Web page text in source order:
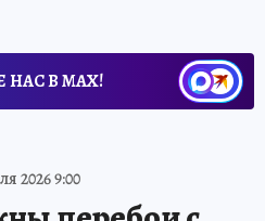
НАС В МАХ!
2026 9:00